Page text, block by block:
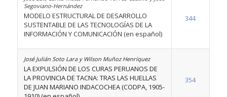
Segoviano-Hernández
MODELO ESTRUCTURAL DE DESARROLLO
SUSTENTABLE DE LAS TECNOLOGÍAS DE LA
INFORMACIÓN Y COMUNICACIÓN (en español)
344
José Julián Soto Lara y Wilson Muñoz Henríquez
LA EXPULSIÓN DE LOS CURAS PERUANOS DE
LA PROVINCIA DE TACNA: TRAS LAS HUELLAS
DE JUAN MARIANO INDACOCHEA (CODPA, 1905-
354